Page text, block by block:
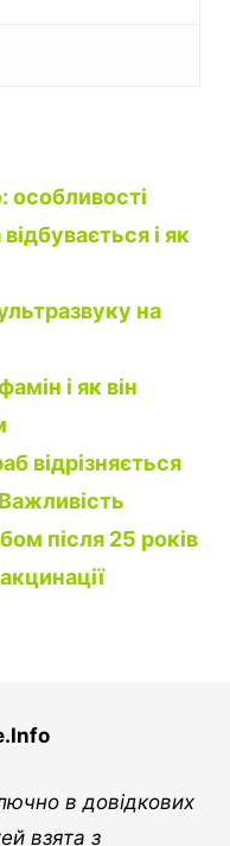
особливості
і як
на
і як він
відрізняється
після 25 років
в довідкових
взята з